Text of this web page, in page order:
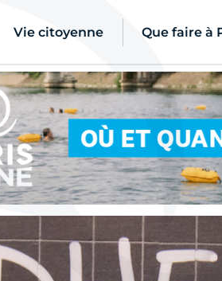
Vie citoyenne Que faire à